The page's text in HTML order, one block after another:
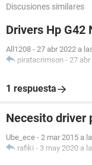
Discusiones similares
Drivers Hp G42
All1208 - 27 abr 2022 a
piratacrimson - 27 abr
1 respuesta
Necesito driver
Ube_ece - 2 mar 2015 a
rafiki - 3 may 2020 a